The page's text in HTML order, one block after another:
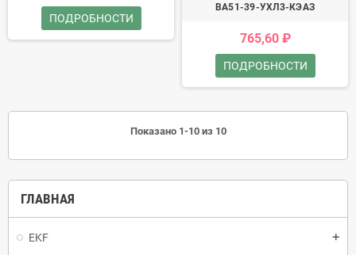
ГЛАВНАЯ
EKF
ПОДРОБНОСТИ
ВА51-39-УХЛ3-КЭАЗ
765,60 ₽
ПОДРОБНОСТИ
Показано 1-10 из 10